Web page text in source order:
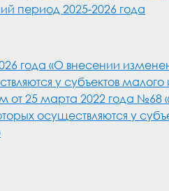
период 2025-2026 года
года «О внесении
у субъектов
от 25 марта 2022 года №68
осуществляются у